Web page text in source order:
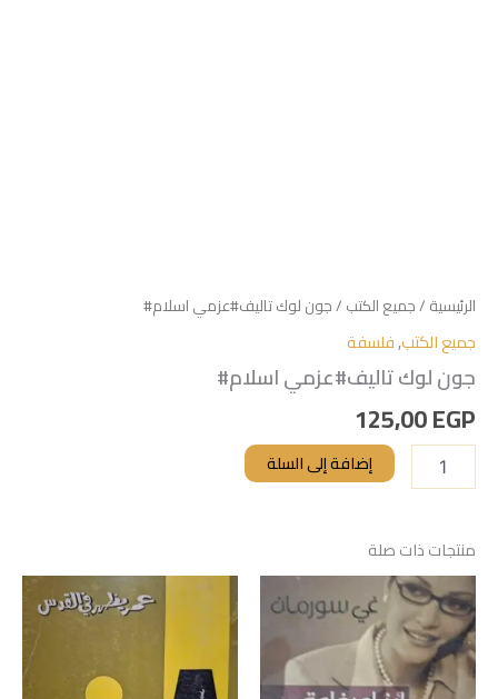
الرئيسية /جميع الكتب / جون لوك تاليف#عزمي اسلام#
جميع الكتب,فلسفة
جون لوك تاليف#عزمي اسلام#
125,00EGP
إضافة إلى السلة
منتجات ذات صلة